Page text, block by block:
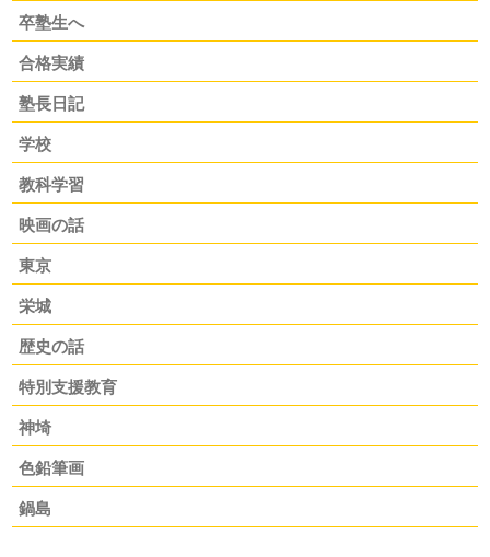
卒塾生へ
合格実績
塾長日記
学校
教科学習
映画の話
東京
栄城
歴史の話
特別支援教育
神埼
色鉛筆画
鍋島